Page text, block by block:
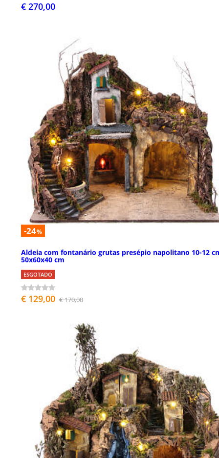
€ 270,00
-24%
Aldeia com fontanário grutas presépio napolitano 10-12
50x60x40 cm
ESGOTADO
€ 129,00 € 170,00